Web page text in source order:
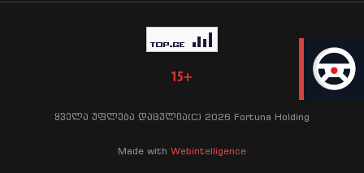
LIVE
ყველა უფლება დაცულია(C) 2026 Fortuna Holding
Made with Webintelligence